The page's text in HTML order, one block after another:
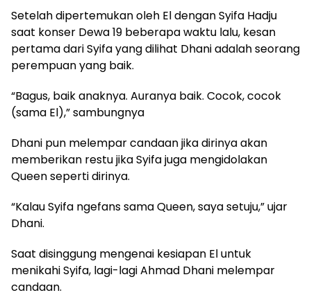
Setelah dipertemukan oleh El dengan Syifa Hadju
saat konser Dewa 19 beberapa waktu lalu, kesan
pertama dari Syifa yang dilihat Dhani adalah seorang
perempuan yang baik.
“Bagus, baik anaknya. Auranya baik. Cocok, cocok
(sama El),” sambungnya
Dhani pun melempar candaan jika dirinya akan
memberikan restu jika Syifa juga mengidolakan
Queen seperti dirinya.
“Kalau Syifa ngefans sama Queen, saya setuju,” ujar
Dhani.
Saat disinggung mengenai kesiapan El untuk
menikahi Syifa, lagi-lagi Ahmad Dhani melempar
candaan.